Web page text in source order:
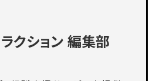
クション 編集部